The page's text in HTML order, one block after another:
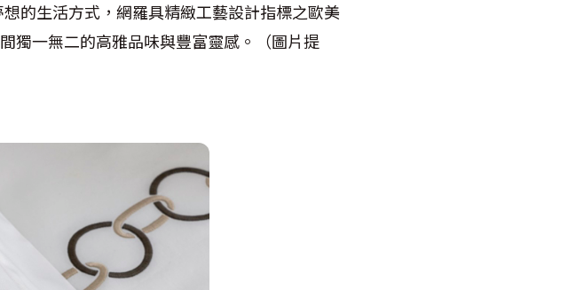
的生活方式，網羅具精緻工藝設計指標之歐美
獨一無二的高雅品味與豐富靈感。（圖片提